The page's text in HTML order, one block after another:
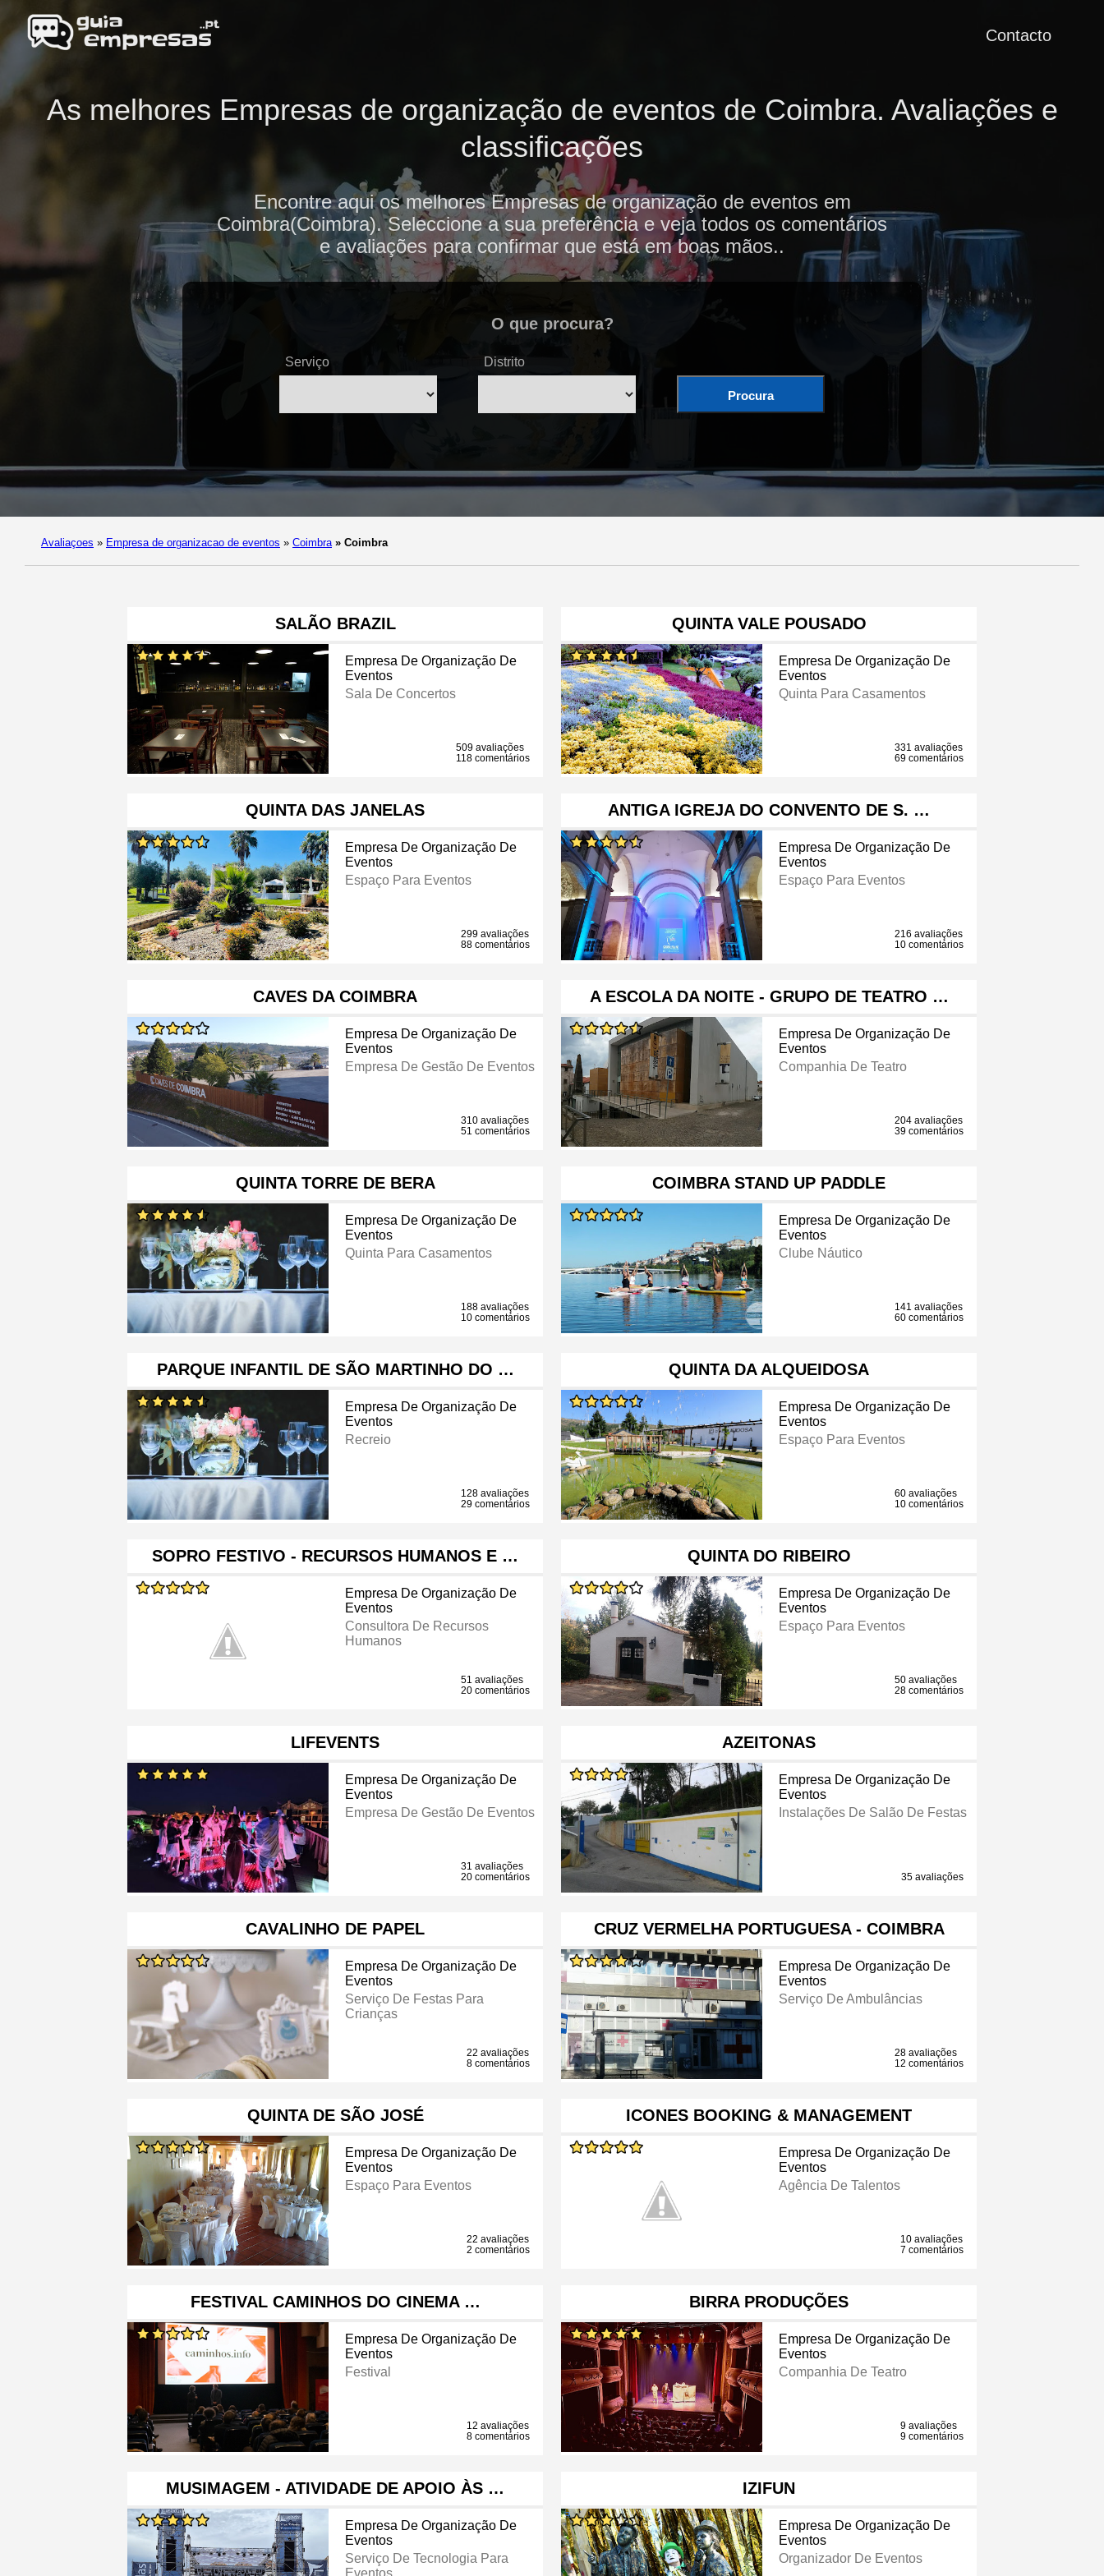
Contacto
As melhores Empresas de organização de eventos de Coimbra. Avaliações e
classificações
Encontre aqui os melhores Empresas de organização de eventos em
Coimbra(Coimbra). Seleccione a sua preferência e veja todos os comentários
e avaliações para confirmar que está em boas mãos..
O que procura?
Serviço Distrito
Procura
Avaliaçoes » Empresa de organizacao de eventos » Coimbra » Coimbra
SALÃO BRAZIL
Empresa De Organização De
Eventos
Sala De Concertos
509 avaliações
118 comentários
QUINTA VALE POUSADO
Empresa De Organização De
Eventos
Quinta Para Casamentos
331 avaliações
69 comentários
QUINTA DAS JANELAS
Empresa De Organização De
Eventos
Espaço Para Eventos
299 avaliações
88 comentários
ANTIGA IGREJA DO CONVENTO DE S. …
Empresa De Organização De
Eventos
Espaço Para Eventos
216 avaliações
10 comentários
CAVES DA COIMBRA
Empresa De Organização De
Eventos
Empresa De Gestão De Eventos
310 avaliações
51 comentários
A ESCOLA DA NOITE - GRUPO DE TEATRO …
Empresa De Organização De
Eventos
Companhia De Teatro
204 avaliações
39 comentários
QUINTA TORRE DE BERA
Empresa De Organização De
Eventos
Quinta Para Casamentos
188 avaliações
10 comentários
COIMBRA STAND UP PADDLE
Empresa De Organização De
Eventos
Clube Náutico
141 avaliações
60 comentários
PARQUE INFANTIL DE SÃO MARTINHO DO …
Empresa De Organização De
Eventos
Recreio
128 avaliações
29 comentários
QUINTA DA ALQUEIDOSA
Empresa De Organização De
Eventos
Espaço Para Eventos
60 avaliações
10 comentários
SOPRO FESTIVO - RECURSOS HUMANOS E …
Empresa De Organização De
Eventos
Consultora De Recursos
Humanos
51 avaliações
20 comentários
QUINTA DO RIBEIRO
Empresa De Organização De
Eventos
Espaço Para Eventos
50 avaliações
28 comentários
LIFEVENTS
Empresa De Organização De
Eventos
Empresa De Gestão De Eventos
31 avaliações
20 comentários
AZEITONAS
Empresa De Organização De
Eventos
Instalações De Salão De Festas
35 avaliações
CAVALINHO DE PAPEL
Empresa De Organização De
Eventos
Serviço De Festas Para
Crianças
22 avaliações
8 comentários
CRUZ VERMELHA PORTUGUESA - COIMBRA
Empresa De Organização De
Eventos
Serviço De Ambulâncias
28 avaliações
12 comentários
QUINTA DE SÃO JOSÉ
Empresa De Organização De
Eventos
Espaço Para Eventos
22 avaliações
2 comentários
ICONES BOOKING & MANAGEMENT
Empresa De Organização De
Eventos
Agência De Talentos
10 avaliações
7 comentários
FESTIVAL CAMINHOS DO CINEMA …
Empresa De Organização De
Eventos
Festival
12 avaliações
8 comentários
BIRRA PRODUÇÕES
Empresa De Organização De
Eventos
Companhia De Teatro
9 avaliações
9 comentários
MUSIMAGEM - ATIVIDADE DE APOIO ÀS …
Empresa De Organização De
Eventos
Serviço De Tecnologia Para
IZIFUN
Empresa De Organização De
Eventos
Organizador De Eventos